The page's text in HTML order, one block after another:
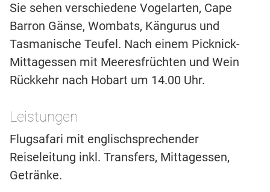
Sie sehen verschiedene Vogelarten, Cape
Barron Gänse, Wombats, Kängurus und
Tasmanische Teufel. Nach einem Picknick-
Mittagessen mit Meeresfrüchten und Wein
Rückkehr nach Hobart um 14.00 Uhr.
Leistungen
Flugsafari mit englischsprechender
Reiseleitung inkl. Transfers, Mittagessen,
Getränke.